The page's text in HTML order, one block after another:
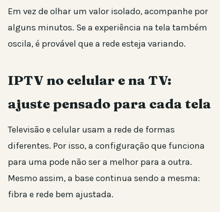
Em vez de olhar um valor isolado, acompanhe por
alguns minutos. Se a experiência na tela também
oscila, é provável que a rede esteja variando.
IPTV no celular e na TV:
ajuste pensado para cada tela
Televisão e celular usam a rede de formas
diferentes. Por isso, a configuração que funciona
para uma pode não ser a melhor para a outra.
Mesmo assim, a base continua sendo a mesma:
fibra e rede bem ajustada.